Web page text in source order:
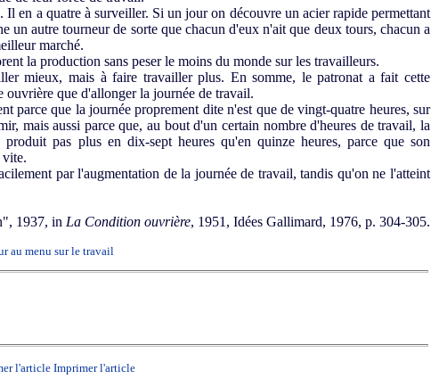
en a quatre à surveiller. Si un jour on découvre un acier rapide permettant
un autre tourneur de sorte que chacun d'eux n'ait que deux tours, chacun a
marché.
la production sans peser le moins du monde sur les travailleurs.
mieux, mais à faire travailler plus. En somme, le patronat a fait cette
que d'allonger la journée de travail.
parce que la journée proprement dite n'est que de vingt-quatre heures, sur
mais aussi parce que, au bout d'un certain nombre d'heures de travail, la
pas plus en dix-sept heures qu'en quinze heures, parce que son
vite.
par l'augmentation de la journée de travail, tandis qu'on ne l'atteint
1937, in La Condition ouvrière, 1951, Idées Gallimard, 1976, p. 304-305.
au menu sur le travail
Imprimer l'article